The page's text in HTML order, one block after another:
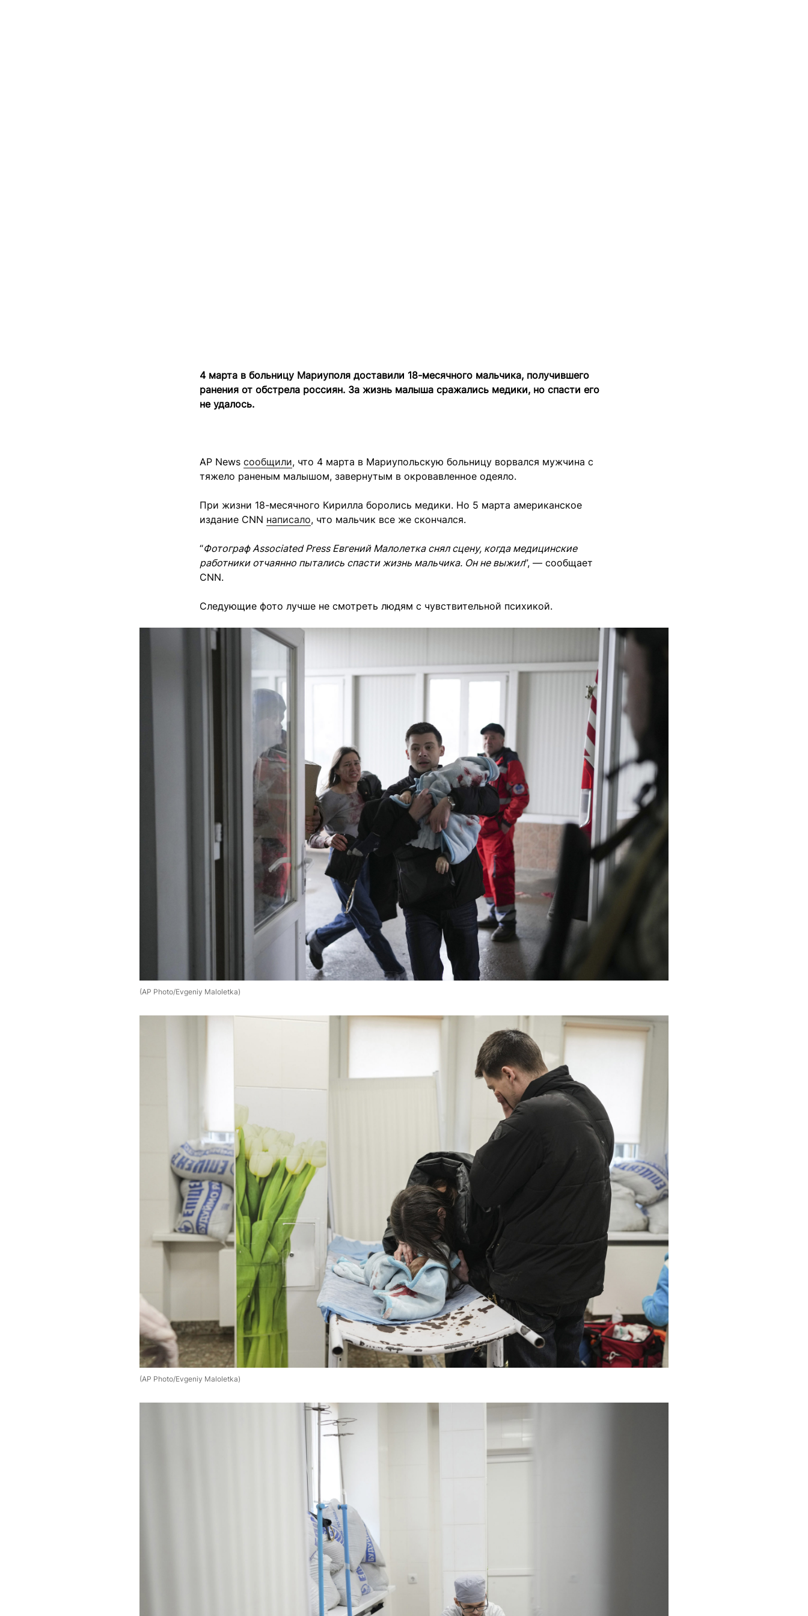
4 марта в больницу Мариуполя доставили 18-месячного мальчика, получившего
ранения от обстрела россиян. За жизнь малыша сражались медики, но спасти его
не удалось.
AP News сообщили, что 4 марта в Мариупольскую больницу ворвался мужчина с
тяжело раненым малышом, завернутым в окровавленное одеяло.
При жизни 18-месячного Кирилла боролись медики. Но 5 марта американское
издание CNN написало, что мальчик все же скончался.
“Фотограф Associated Press Евгений Малолетка снял сцену, когда медицинские
работники отчаянно пытались спасти жизнь мальчика. Он не выжил”, — сообщает
CNN.
Следующие фото лучше не смотреть людям с чувствительной психикой.
(AP Photo/Evgeniy Maloletka)
(AP Photo/Evgeniy Maloletka)